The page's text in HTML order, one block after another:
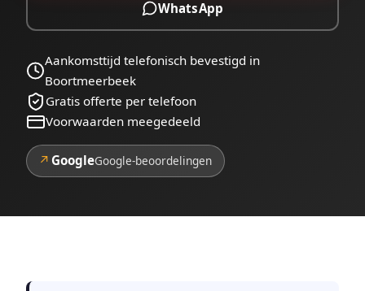
WhatsApp
Aankomsttijd telefonisch bevestigd in
Boortmeerbeek
Gratis offerte per telefoon
Voorwaarden meegedeeld
↗ GoogleGoogle-beoordelingen